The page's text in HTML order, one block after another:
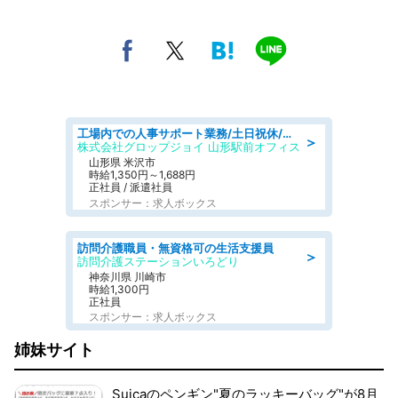
＞
工場内での人事サポート業務/土日祝休/簡単/未経験歓迎/交通費支給/社員登用実績
株式会社グロップジョイ 山形駅前オフィス
山形県 米沢市
時給1,350円～1,688円
正社員 / 派遣社員
スポンサー：求人ボックス
＞
訪問介護職員・無資格可の生活支援員
訪問介護ステーションいろどり
神奈川県 川崎市
時給1,300円
正社員
スポンサー：求人ボックス
姉妹サイト
Suicaのペンギン"夏のラッキーバッグ"が8月